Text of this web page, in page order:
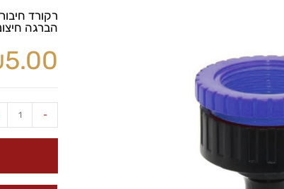
רקורד
הברגה חיצונית 3/4״ הברגה פנימית 1״ ( מתאים
5.00
-